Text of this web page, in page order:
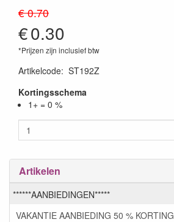
€ 0.70
€0.30
*Prijzen zijn inclusief btw
Artikelcode: ST192Z
Kortingsschema
1+ = 0 %
Artikelen
******AANBIEDINGEN*****
VAKANTIE AANBIEDING 50 % KORTING